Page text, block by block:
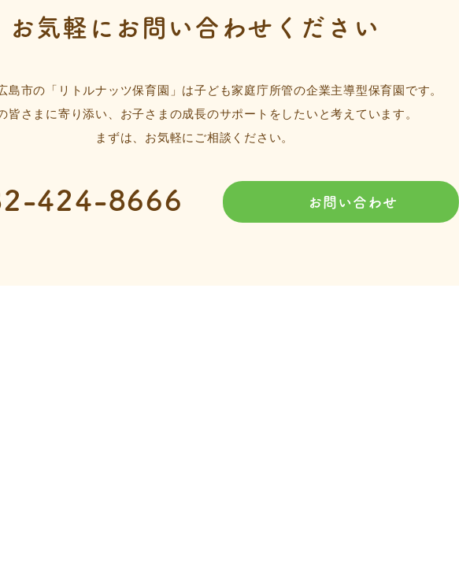
お気軽に お問い合わせください
島市の「リトルナッツ保育園」は子ども家庭庁所管の企業主導型保育園です。
皆さまに寄り添い、お子さまの成長のサポートをしたいと考えています。
まずは、お気軽にご相談ください。
424-8666 お問い合わせ